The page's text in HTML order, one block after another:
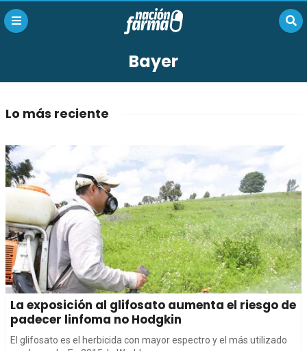
Bayer
Lo más reciente
La exposición al glifosato aumenta el riesgo de
padecer linfoma no Hodgkin
El glifosato es el herbicida con mayor espectro y el más utilizado